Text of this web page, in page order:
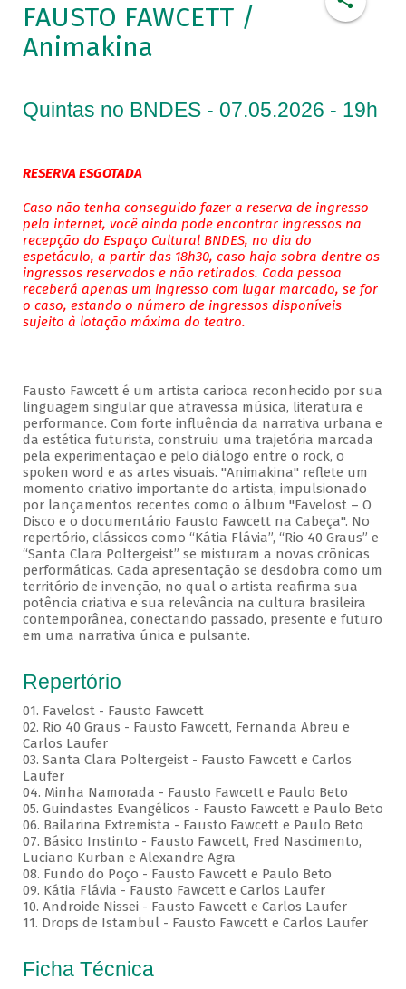
FAUSTO FAWCETT /
Animakina
Quintas no BNDES - 07.05.2026 - 19h
RESERVA ESGOTADA
Caso não tenha conseguido fazer a reserva de ingresso
pela internet, você ainda pode encontrar ingressos na
recepção do Espaço Cultural BNDES, no dia do
espetáculo, a partir das 18h30, caso haja sobra dentre os
ingressos reservados e não retirados. Cada pessoa
receberá apenas um ingresso com lugar marcado, se for
o caso, estando o número de ingressos disponíveis
sujeito à lotação máxima do teatro.
Fausto Fawcett é um artista carioca reconhecido por sua
linguagem singular que atravessa música, literatura e
performance. Com forte influência da narrativa urbana e
da estética futurista, construiu uma trajetória marcada
pela experimentação e pelo diálogo entre o rock, o
spoken word e as artes visuais. "Animakina" reflete um
momento criativo importante do artista, impulsionado
por lançamentos recentes como o álbum "Favelost – O
Disco e o documentário Fausto Fawcett na Cabeça". No
repertório, clássicos como “Kátia Flávia”, “Rio 40 Graus” e
“Santa Clara Poltergeist” se misturam a novas crônicas
performáticas. Cada apresentação se desdobra como um
território de invenção, no qual o artista reafirma sua
potência criativa e sua relevância na cultura brasileira
contemporânea, conectando passado, presente e futuro
em uma narrativa única e pulsante.
Repertório
01. Favelost - Fausto Fawcett
02. Rio 40 Graus - Fausto Fawcett, Fernanda Abreu e
Carlos Laufer
03. Santa Clara Poltergeist - Fausto Fawcett e Carlos
Laufer
04. Minha Namorada - Fausto Fawcett e Paulo Beto
05. Guindastes Evangélicos - Fausto Fawcett e Paulo Beto
06. Bailarina Extremista - Fausto Fawcett e Paulo Beto
07. Básico Instinto - Fausto Fawcett, Fred Nascimento,
Luciano Kurban e Alexandre Agra
08. Fundo do Poço - Fausto Fawcett e Paulo Beto
09. Kátia Flávia - Fausto Fawcett e Carlos Laufer
10. Androide Nissei - Fausto Fawcett e Carlos Laufer
11. Drops de Istambul - Fausto Fawcett e Carlos Laufer
Ficha Técnica